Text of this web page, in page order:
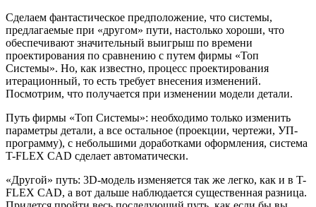
Сделаем фантастическое предположение, что системы,
предлагаемые при «другом» пути, настолько хороши, что
обеспечивают значительный выигрыш по времени
проектирования по сравнению с путем фирмы «Топ
Системы». Но, как известно, процесс проектирования
итерационный, то есть требует внесения изменений.
Посмотрим, что получается при изменении модели детали.
Путь фирмы «Топ Системы»: необходимо только изменить
параметры детали, а все остальное (проекции, чертежи, УП-
программу), с небольшими доработками оформления, система
T-FLEX CAD сделает автоматически.
«Другой» путь: 3D-модель изменяется так же легко, как и в T-
FLEX CAD, а вот дальше наблюдается существенная разница.